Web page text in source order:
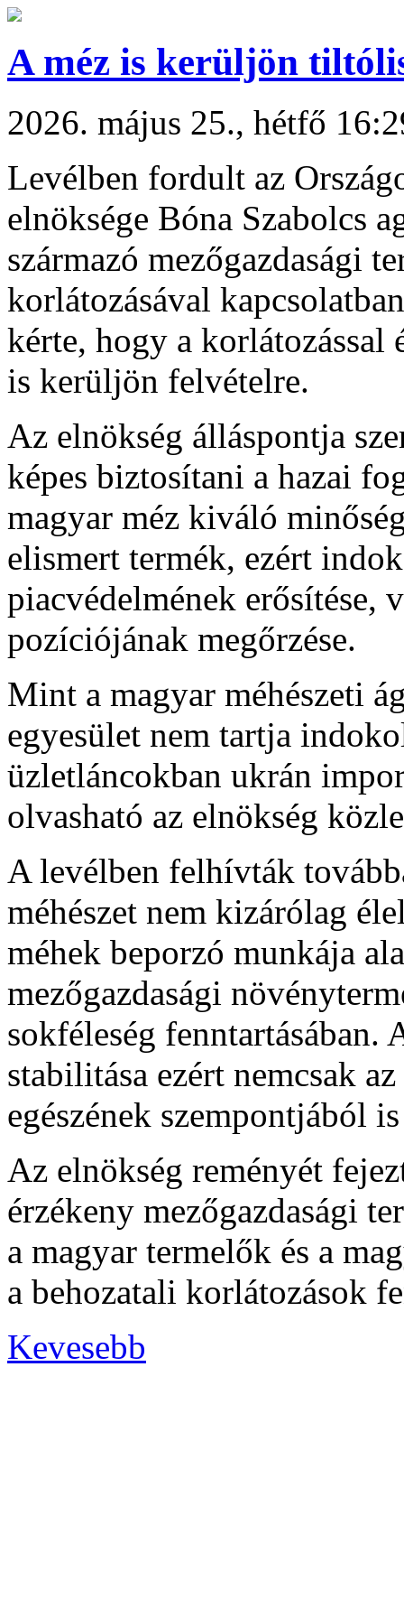
A méz is kerüljön
2026. május 25., hétfő
Levélben fordult az
elnöksége Bóna Szabolcs
származó mezőgazdasági
korlátozásával
kérte, hogy a korlátozással
is kerüljön felvételre.
Az elnökség álláspontja
képes biztosítani a hazai
magyar méz kiváló
elismert termék, ezért
piacvédelmének erősítése,
pozíciójának megőrzése.
Mint a magyar méhészeti
egyesület nem tartja
üzletláncokban ukrán
olvasható az elnökség
A levélben felhívták
méhészet nem kizárólag
méhek beporzó munkája
mezőgazdasági
sokféleség fenntartásában.
stabilitása ezért nemcsak
egészének szempontjából
Az elnökség reményét
érzékeny mezőgazdasági
a magyar termelők és a
a behozatali korlátozások
Kevesebb